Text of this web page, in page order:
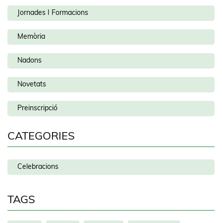
Jornades I Formacions
Memòria
Nadons
Novetats
Preinscripció
CATEGORIES
Celebracions
TAGS